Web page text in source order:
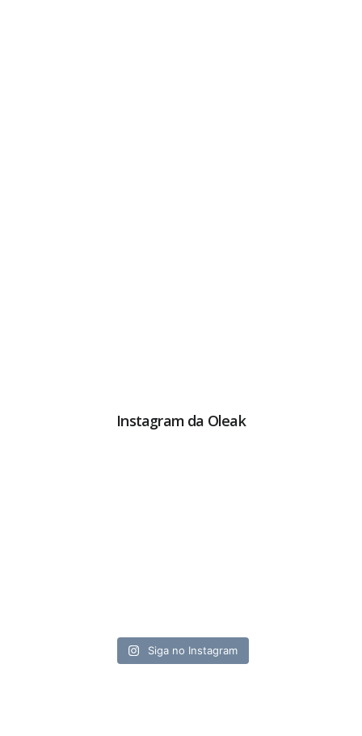
Instagram da Oleak
Siga no Instagram